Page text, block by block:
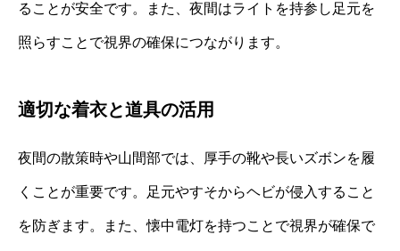
ることが安全です。また、夜間はライトを持参し足元を
照らすことで視界の確保につながります。
適切な着衣と道具の活用
夜間の散策時や山間部では、厚手の靴や長いズボンを履
くことが重要です。足元やすそからヘビが侵入すること
を防ぎます。また、懐中電灯を持つことで視界が確保で